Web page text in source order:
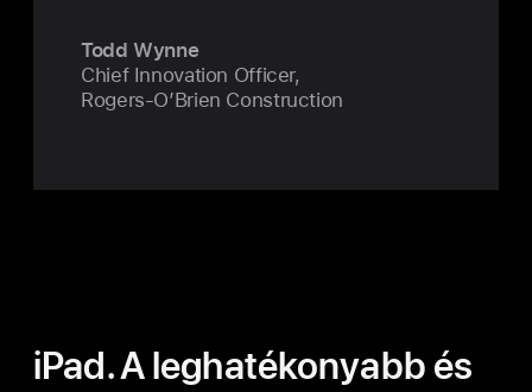
Todd Wynne
Chief Innovation Officer,
Rogers-O’Brien Construction
iPad. A leghatékonyabb és